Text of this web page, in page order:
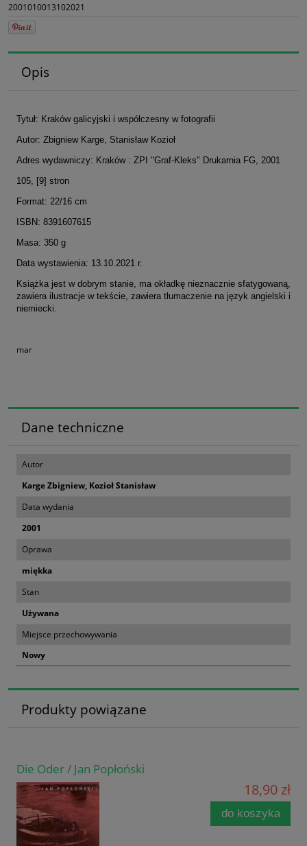
2001010013102021
Opis
Tytuł: Kraków galicyjski i współczesny w fotografii
Autor: Zbigniew Karge, Stanisław Kozioł
Adres wydawniczy: Kraków : ZPI "Graf-Kleks" Drukarnia FG, 2001
105, [9] stron
Format: 22/16 cm
ISBN: 8391607615
Masa: 350 g
Data wystawienia: 13.10.2021 r.
Książka jest w dobrym stanie, ma okładkę nieznacznie sfatygowaną,
zawiera ilustracje w tekście, zawiera tłumaczenie na język angielski i
niemiecki.
mar
Dane techniczne
Autor
Karge Zbigniew, Kozioł Stanisław
Data wydania
2001
Oprawa
miękka
Stan
Używana
Miejsce przechowywania
Nowy
Produkty powiązane
Die Oder / Jan Popłoński
18,90 zł
do koszyka